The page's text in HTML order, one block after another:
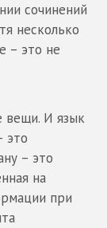
сочинений
несколько
– это не
вещи. И язык
это
– это
на
при